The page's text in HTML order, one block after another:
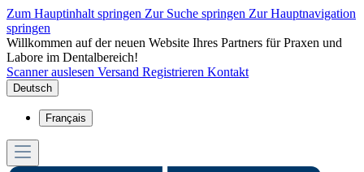
Zum Hauptinhalt springen Zur Suche springen Zur Hauptnavigation
springen
Willkommen auf der neuen Website Ihres Partners für Praxen und
Labore im Dentalbereich!
Scanner auslesen Versand Registrieren Kontakt
Deutsch
Français